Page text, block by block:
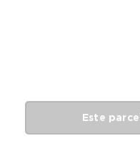
Este